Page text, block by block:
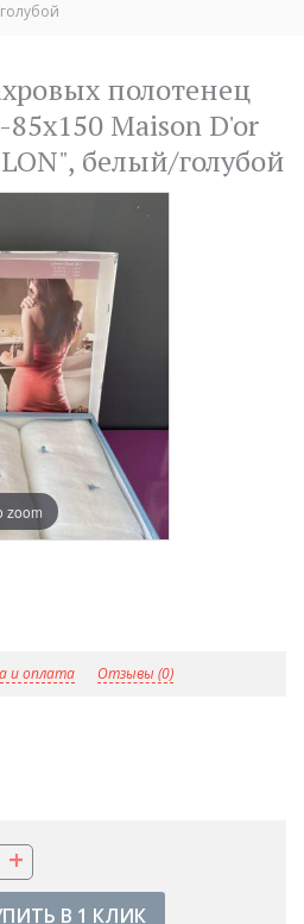
Maison D'or
белый/голубой
zoom
и оплата Отзывы (0)
+
В 1 КЛИК